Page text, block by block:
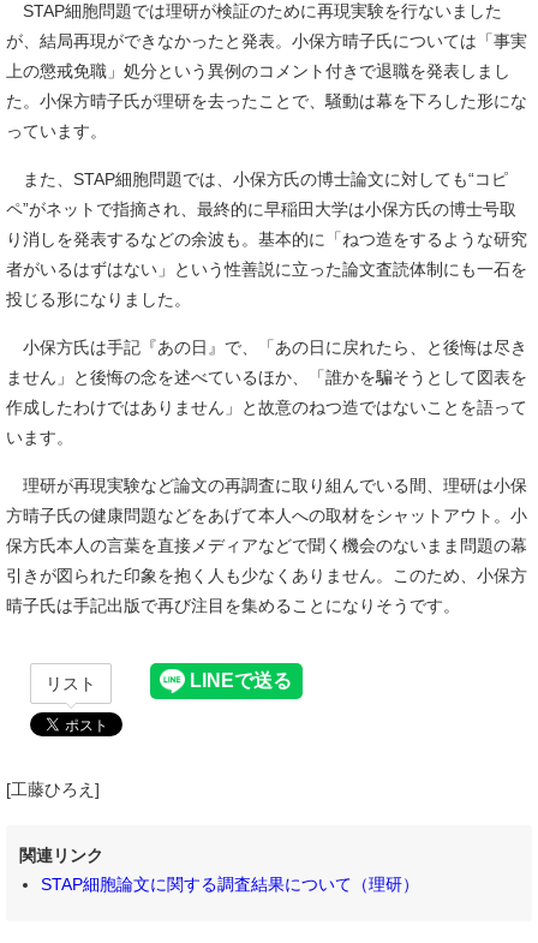
STAP細胞問題では理研が検証のために再現実験を行ないました
が、結局再現ができなかったと発表。小保方晴子氏については「事実
上の懲戒免職」処分という異例のコメント付きで退職を発表しまし
た。小保方晴子氏が理研を去ったことで、騒動は幕を下ろした形にな
っています。
また、STAP細胞問題では、小保方氏の博士論文に対しても“コピ
ペ”がネットで指摘され、最終的に早稲田大学は小保方氏の博士号取
り消しを発表するなどの余波も。基本的に「ねつ造をするような研究
者がいるはずはない」という性善説に立った論文査読体制にも一石を
投じる形になりました。
小保方氏は手記『あの日』で、「あの日に戻れたら、と後悔は尽き
ません」と後悔の念を述べているほか、「誰かを騙そうとして図表を
作成したわけではありません」と故意のねつ造ではないことを語って
います。
理研が再現実験など論文の再調査に取り組んでいる間、理研は小保
方晴子氏の健康問題などをあげて本人への取材をシャットアウト。小
保方氏本人の言葉を直接メディアなどで聞く機会のないまま問題の幕
引きが図られた印象を抱く人も少なくありません。このため、小保方
晴子氏は手記出版で再び注目を集めることになりそうです。
リスト
[工藤ひろえ]
関連リンク
STAP細胞論文に関する調査結果について（理研）